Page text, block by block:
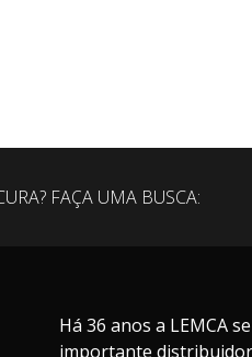
FAÇA UMA BUSCA:
Há 36 anos a LEMCA
importante